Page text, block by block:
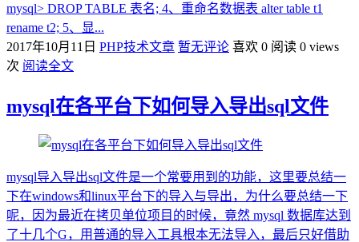
mysql> DROP TABLE 表名; 4、重命名数据表 alter table t1
rename t2; 5、显...
2017年10月11日 PHP技术文章 暂无评论 喜欢 0 阅读 0 views
次 阅读全文
mysql在各平台下如何导入导出sql文件
mysql导入导出sql文件是一个常要用到的功能，这里要总结一
下在windows和linux平台下的导入与导出，为什么要总结一下
呢，因为最近在拷贝单位项目的时候，竟然 mysql 数据库达到
了十几个G，用普通的导入工具根本无法导入，最后只好借助